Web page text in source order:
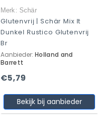
Merk: Schär
Glutenvrij | Schär Mix It
Dunkel Rustico Glutenvrij
Br
Aanbieder: Holland and
Barrett
€5,79
Bekijk bij aanbieder